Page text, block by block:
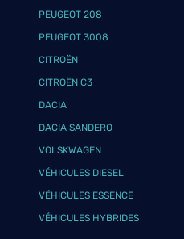
PEUGEOT 208
PEUGEOT 3008
CITROËN
CITROËN C3
DACIA
DACIA SANDERO
VOLSKWAGEN
VÉHICULES DIESEL
VÉHICULES ESSENCE
VÉHICULES HYBRIDES